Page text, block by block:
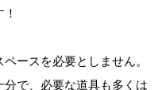
ースを必要としません。
分で、必要な道具も多くは